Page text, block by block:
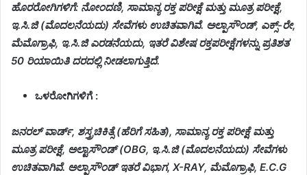
ಹೊರರೋಗಿಗಳಿಗೆ: ನೋಂದಣಿ, ಸಾಮಾನ್ಯ ರಕ್ತ ಪರೀಕ್ಷೆ ಮತ್ತು ಮೂತ್ರ ಪರೀಕ್ಷೆ,
ಇ.ಸಿ.ಜಿ (ಮೊದಲನೆಯದು) ಸೇವೆಗಳು ಉಚಿತವಾಗಿವೆ. ಅಲ್ಪಾಸೌಂಡ್, ಎಕ್ಸ್-ರೇ,
ಮೆಮೊಗ್ರಾಫಿ, ಇ.ಸಿ.ಜಿ ಎರಡನೆಯದು, ಇತರೆ ವಿಶೇಷ ರಕ್ತಪರೀಕ್ಷೆಗಳನ್ನು ಪ್ರತಿಶತ
50 ರಿಯಾಯಿತಿ ದರದಲ್ಲಿ ನೀಡಲಾಗುತ್ತಿದೆ.
ಒಳರೋಗಿಗಳಿಗೆ :
ಜನರಲ್ ವಾರ್ಡ್, ಶಸ್ತ್ರಚಿಕಿತ್ಸೆ (ಹೆರಿಗೆ ಸಹಿತ), ಸಾಮಾನ್ಯ ರಕ್ತ ಪರೀಕ್ಷೆ ಮತ್ತು
ಮೂತ್ರ ಪರೀಕ್ಷೆ, ಅಲ್ಟಾಸೌಂಡ್ (OBG, ಇ.ಸಿ.ಜಿ (ಮೊದಲನೆಯದು) ಸೇವೆಗಳು
ಉಚಿತವಾಗಿವೆ. ಅಲ್ಪಾಸೌಂಡ್ ಇತರೆ ವಿಭಾಗ, X-RAY, ಮೆಮೊಗ್ರಾಫಿ, E.C.G